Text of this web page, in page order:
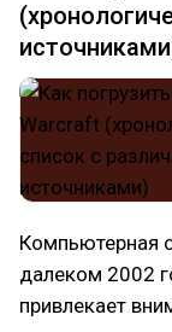
Компьютерная
далеком 2002
привлекает